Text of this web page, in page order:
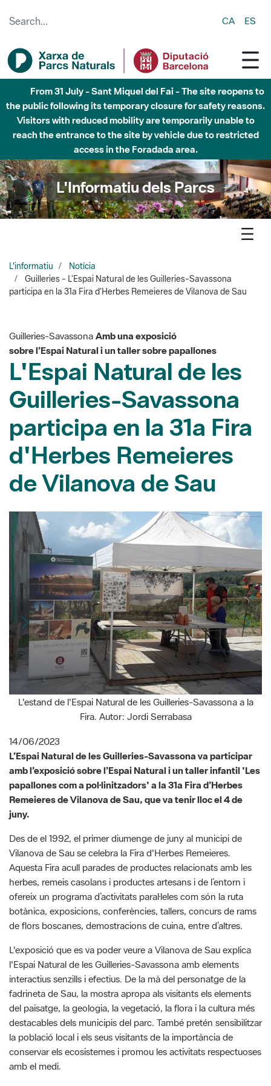
CA ES
Fins al desembre de 2026 - Parc Fluvial Besòs -
Afectacions a la llera del Parc Fluvial del Besòs degut a
obres de construcció d'una passera sobre el riu
L'Informatiu dels Parcs
participa en la 31a Fira d’Herbes Remeieres de Vilanova de Sau
L'Espai Natural de les
Guilleries-Savassona
participa en la 31a Fira
d'Herbes Remeieres
de Vilanova de Sau
L'estand de l'Espai Natural de les Guilleries-Savassona a la
Fira. Autor: Jordi Serrabasa
amb l’exposició sobre l’Espai Natural i un taller infantil 'Les
papallones com a pol·linitzadors' a la 31a Fira d’Herbes
Remeieres de Vilanova de Sau, que va tenir lloc el 4 de
juny.
Des de el 1992, el primer diumenge de juny al municipi de
Vilanova de Sau se celebra la Fira d'Herbes Remeieres.
Aquesta Fira acull parades de productes relacionats amb les
herbes, remeis casolans i productes artesans i de l’entorn i
ofereix un programa d’activitats paral·leles com són la ruta
botànica, exposicions, conferències, tallers, concurs de rams
de flors boscanes, demostracions de cuina, entre d’altres.
L'exposició que es va poder veure a Vilanova de Sau explica
interactius senzills i efectius. De la mà del personatge de la
fadrineta de Sau, la mostra apropa als visitants els elements
del paisatge, la geologia, la vegetació, la flora i la cultura més
destacables dels municipis del parc. També pretén sensibilitzar
la població local i els seus visitants de la importància de
conservar els ecosistemes i promou les activitats respectuoses
amb el medi.
El taller de papallones que es va fer va voler explicar quins